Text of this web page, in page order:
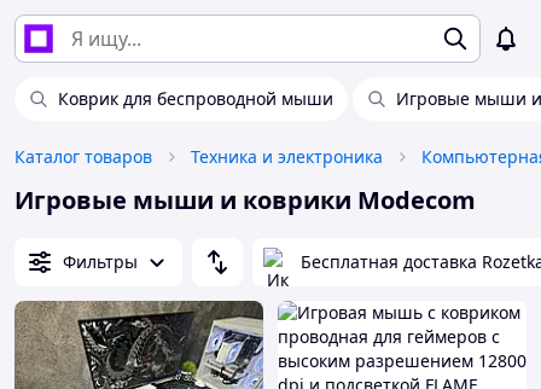
Коврик для беспроводной мыши Игровые мыши
Каталог товаров Техника и электроника
Игровые мыши и коврики Modecom
Фильтры Бесплатная доставка